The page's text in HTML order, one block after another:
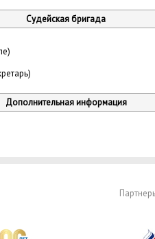
Судейская бригада
Дополнительная информация